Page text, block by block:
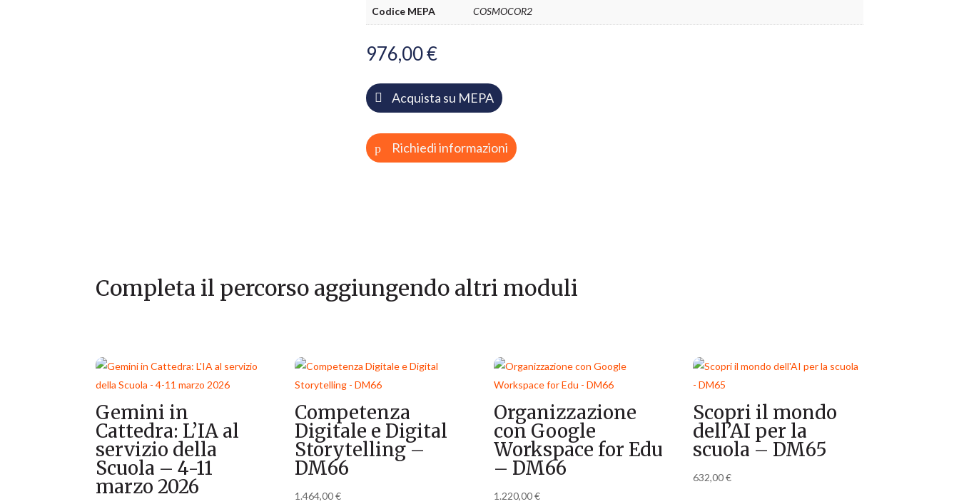
Codice MEPA COSMOCOR2
976,00€
Acquista su MEPA
Richiedi informazioni
Completa il percorso aggiungendo altri moduli
Gemini in
Cattedra: L’IA al
servizio della
Scuola – 4-11
marzo 2026
Competenza
Digitale e Digital
Storytelling –
DM66
1.464,00€
Organizzazione
con Google
Workspace for Edu
– DM66
1.220,00€
Scopri il mondo
dell’AI per la
scuola – DM65
632,00€